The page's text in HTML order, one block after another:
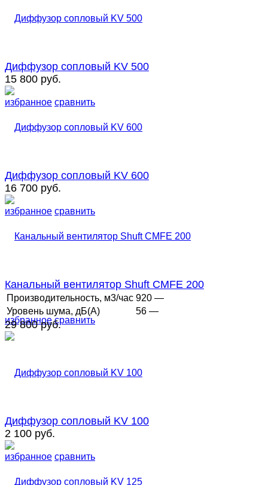
избранное сравнить
Диффузор сопловый KV 500
15 800 руб.
избранное сравнить
Диффузор сопловый KV 600
16 700 руб.
избранное сравнить
Канальный вентилятор Shuft CMFE 200
Производительность, м3/час 920 —
Уровень шума, дБ(А)
56 —
29 800 руб.
избранное сравнить
Диффузор сопловый KV 100
2 100 руб.